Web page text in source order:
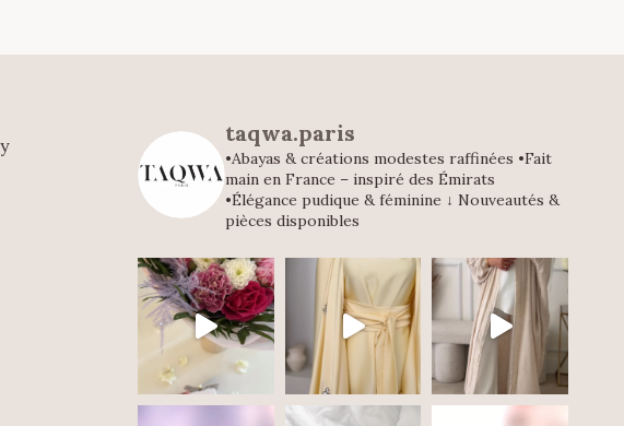
taqwa.paris
•Abayas & créations modestes raffinées •Fait
main en France – inspiré des Émirats
•Élégance pudique & féminine ↓ Nouveautés &
pièces disponibles